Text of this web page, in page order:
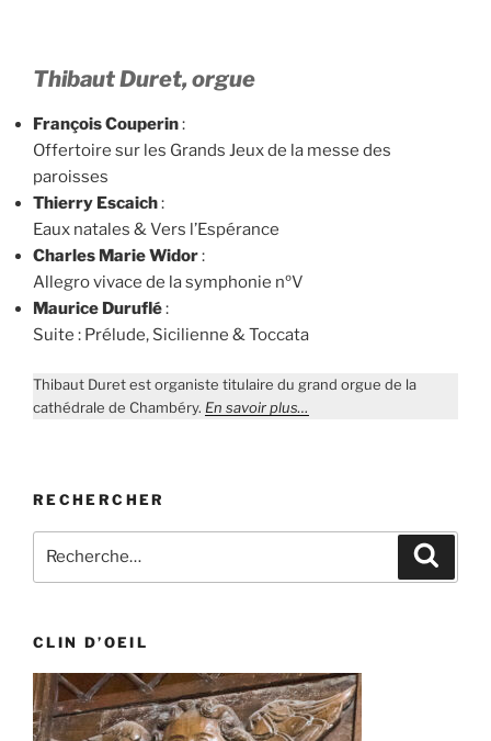
Thibaut Duret, orgue
François Couperin:
Offertoire sur les Grands Jeux de la messe des
paroisses
Thierry Escaich:
Eaux natales & Vers l’Espérance
Charles Marie Widor:
Allegro vivace de la symphonie nºV
Maurice Duruflé:
Suite : Prélude, Sicilienne & Toccata
Thibaut Duret est organiste titulaire du grand orgue de la
cathédrale de Chambéry. En savoir plus…
RECHERCHER
pour
CLIN D’OEIL